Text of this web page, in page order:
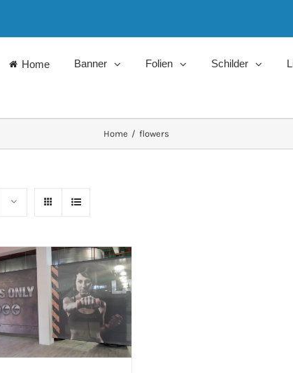
Home Banner Folien Schilder
Home / flowers